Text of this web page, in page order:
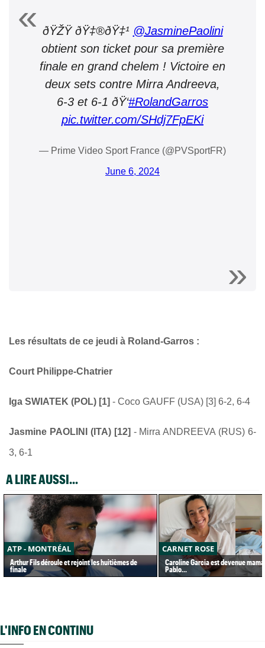
ðŸŽŸ ðŸ‡®ðŸ‡¹ @JasminePaolini
obtient son ticket pour sa première
finale en grand chelem ! Victoire en
deux sets contre Mirra Andreeva,
6-3 et 6-1 ðŸ‘#RolandGarros
pic.twitter.com/SHdj7FpEKi
— Prime Video Sport France (@PVSportFR)
June 6, 2024
Les résultats de ce jeudi à Roland-Garros :
Court Philippe-Chatrier
Iga SWIATEK (POL) [1] - Coco GAUFF (USA) [3] 6-2, 6-4
Jasmine PAOLINI (ITA) [12] - Mirra ANDREEVA (RUS) 6-
3, 6-1
A LIRE AUSSI...
ATP - MONTRÉAL
Arthur Fils déroule et rejoint les huitièmes de
finale
CARNET ROSE
Caroline Garcia est devenue
Pablo...
L'INFO EN CONTINU